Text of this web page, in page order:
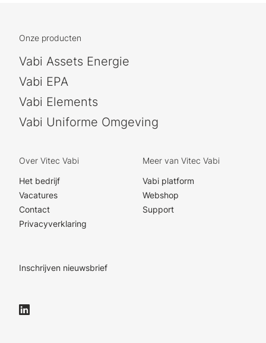
Onze producten
Vabi Assets Energie
Vabi EPA
Vabi Elements
Vabi Uniforme Omgeving
Over Vitec Vabi
Het bedrijf
Vacatures
Contact
Privacyverklaring
Meer van Vitec Vabi
Vabi platform
Webshop
Support
Inschrijven nieuwsbrief